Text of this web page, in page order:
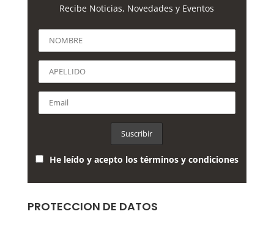
Recibe Noticias, Novedades y Eventos
He leído y acepto los términos y condiciones
PROTECCION DE DATOS